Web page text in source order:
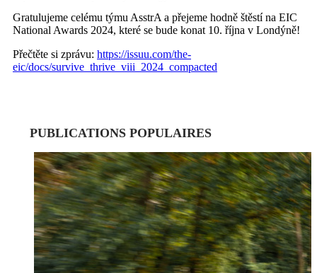
Gratulujeme celému týmu AsstrA a přejeme hodně štěstí na EIC
National Awards 2024, které se bude konat 10. října v Londýně!
Přečtěte si zprávu: https://issuu.com/the-
eic/docs/survive_thrive_viii_2024_compacted
PUBLICATIONS POPULAIRES